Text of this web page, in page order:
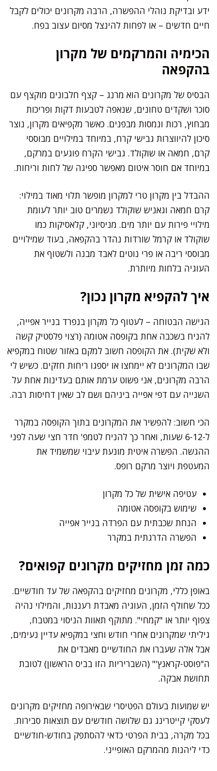
ידע ובדיקת נוהלי ההפשרה, הרבה מקרונים יכולים לקבל
חיים חדשים – או לפחות להינצל מסיום עצוב בפח.
הכימיה והמרקמים של מקרון
בהקפאה
הבסיס של מקרונים הוא מרנג – קצף חלבונים מוקצף עם
סוכר ושקדים טחונים, שנאפה לטבעות דקות ופריכות
מבחוץ, רכות ונמסות מבפנים. כאשר מקפיאים מקרון, נוצר
סיכון להיווצרות גבישי קרח, במיוחד במילויים מבוססי
קרם, חמאה או שוקולד. גבישי הקרח פוגעים במרקם,
במיוחד אם חוסר איטום מאפשר ספיגה של לחות וריחות.
ההבדל בין מקרון טרי למקרון מופשר תלוי מאוד במילוי:
קרם חמאה וגאניש שוקולד נשמרים טוב יותר לעומת
מילויי פירות עם יותר מים. מניסיוני, קלאסיקות כמו
שוקולד או קרמל שורדות נהדר בהקפאה, בעוד שמילויים
מבוססי ריבה או פרי נוטים לאבד מבנה ולשטוף את
העוגיה בלחות מיותרת.
איך להקפיא מקרון נכון?
הגישה הבטוחה – לעטוף כל מקרון בנפרד בנייר אפייה,
להניח בשכבה אחת בקופסה אטומה (רצוי פלסטיק קשה
ולא שקית). את הקופסה חשוב למקם באזור שטוח במקפיא
שבו המקרונים לא יימחצו או יספגו ריחות חזקים. כשיש לי
הרבה מקרונים, אני פשוט ערמת אותם בעדינות אחת על
השנייה עם דפי אפייה ביניהם ושם לב שאין דחיסות רבה.
הכי חשוב: להפשיר את המקרונים בתוך הקופסה במקרר
ל-6-12 שעות, ואחר כך להניח לטמפ' חדר חצי שעה לפני
ההגשה. הפשרה איטית מונעת עיבוי שמשמיד את
המעטפת ויוצר מרקם רופס.
עטיפה אישית של כל מקרון
שימוש בקופסה אטומה
הנחת שכבתית עם הפרדה בנייר אפייה
הפשרה הדרגתית במקרר
כמה זמן מחזיקים מקרונים קפואים?
באופן כללי, מקרונים מחזיקים בהקפאה של עד חודשיים.
ככל שחולף הזמן, העוגיה מאבדת רעננות, והמילוי נהיה
צפוף יותר או "קמחי". מתוקף תאוות הניסוי במטבח,
גיליתי שמקרונים אחרי חודש וחצי במקפיא עדיין נעימים,
אבל אלה שעברו את החודשיים מאבדים את
ה"פוסט-קראנץ'" (השבריריות הזו בביס הראשון) לטובת
תחושת אבקה.
יש שמועות בעולם הפטיסרי שבאירופה מחזיקים מקרונים
לעסקי קייטרינג גם שלושה חודשים עם תוצאות סבירות.
בכל מקרה, בבית הפרטי כדאי להסתפק בחודש-חודשיים
כדי ליהנות מהמרקם האופייני.